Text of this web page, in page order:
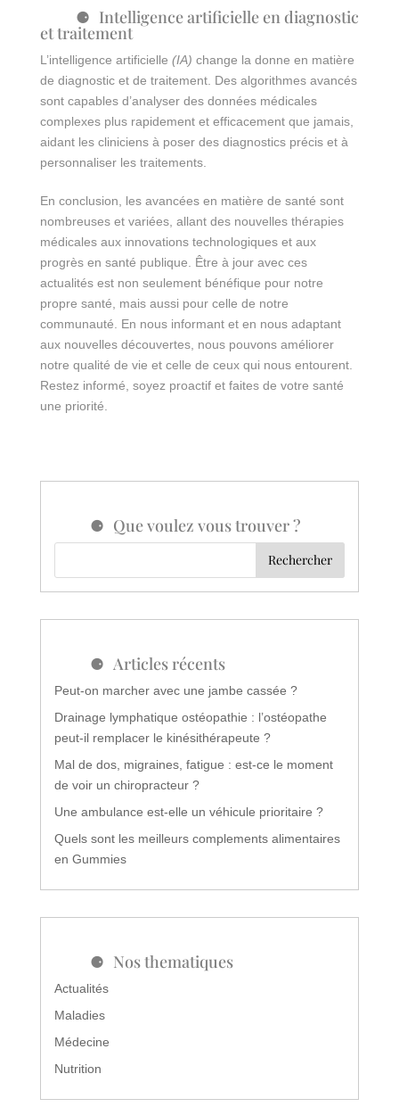
Intelligence artificielle en diagnostic
et traitement
L’intelligence artificielle (IA) change la donne en matière
de diagnostic et de traitement. Des algorithmes avancés
sont capables d’analyser des données médicales
complexes plus rapidement et efficacement que jamais,
aidant les cliniciens à poser des diagnostics précis et à
personnaliser les traitements.
En conclusion, les avancées en matière de santé sont
nombreuses et variées, allant des nouvelles thérapies
médicales aux innovations technologiques et aux
progrès en santé publique. Être à jour avec ces
actualités est non seulement bénéfique pour notre
propre santé, mais aussi pour celle de notre
communauté. En nous informant et en nous adaptant
aux nouvelles découvertes, nous pouvons améliorer
notre qualité de vie et celle de ceux qui nous entourent.
Restez informé, soyez proactif et faites de votre santé
une priorité.
Que voulez vous trouver ?
Articles récents
Peut-on marcher avec une jambe cassée ?
Drainage lymphatique ostéopathie : l’ostéopathe
peut-il remplacer le kinésithérapeute ?
Mal de dos, migraines, fatigue : est-ce le moment
de voir un chiropracteur ?
Une ambulance est-elle un véhicule prioritaire ?
Quels sont les meilleurs complements alimentaires
en Gummies
Nos thematiques
Actualités
Maladies
Médecine
Nutrition